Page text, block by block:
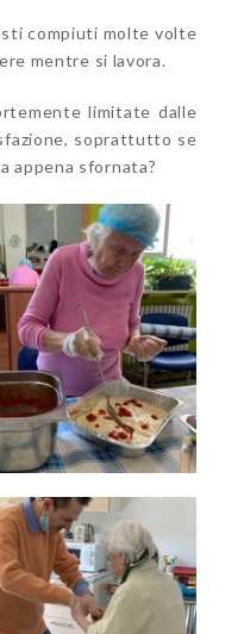
compiuti molte volte
mentre si lavora.
limitate dalle
soprattutto se
appena sfornata?